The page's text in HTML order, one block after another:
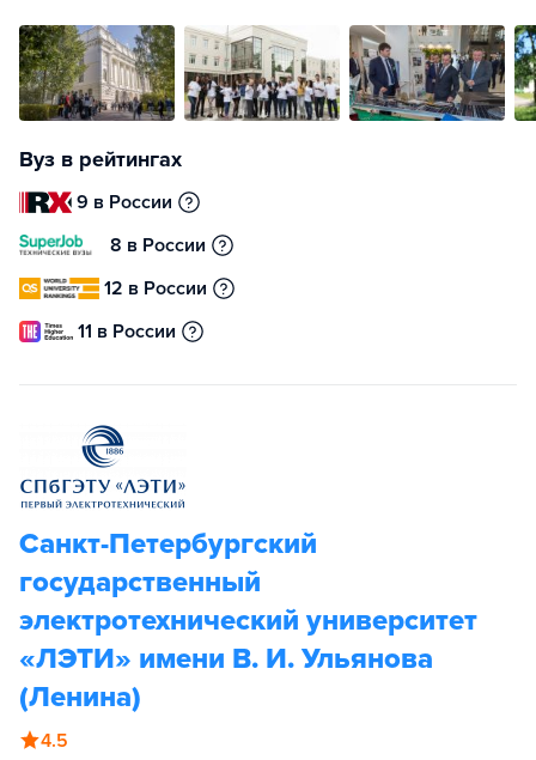
Вуз в рейтингах
9 в России
8 в России
12 в России
11 в России
Санкт-Петербургский
государственный
электротехнический университет
«ЛЭТИ» имени В. И. Ульянова
(Ленина)
4.5